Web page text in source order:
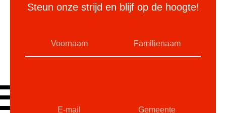
Steun onze strijd en blijf op de hoogte!